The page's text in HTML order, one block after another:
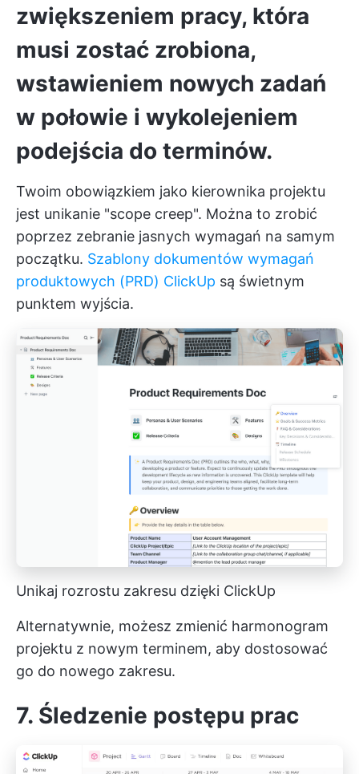
zwiększeniem pracy, która
musi zostać zrobiona,
wstawieniem nowych zadań
w połowie i wykolejeniem
podejścia do terminów.
Twoim obowiązkiem jako kierownika projektu
jest unikanie "scope creep". Można to zrobić
poprzez zebranie jasnych wymagań na samym
początku. Szablony dokumentów wymagań
produktowych (PRD) ClickUp są świetnym
punktem wyjścia.
Unikaj rozrostu zakresu dzięki ClickUp
Alternatywnie, możesz zmienić harmonogram
projektu z nowym terminem, aby dostosować
go do nowego zakresu.
7. Śledzenie postępu prac